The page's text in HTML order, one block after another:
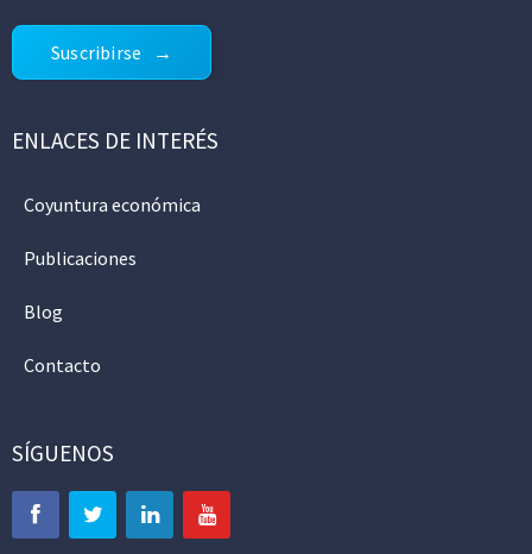
Suscribirse
ENLACES DE INTERÉS
Coyuntura económica
Publicaciones
Blog
Contacto
SÍGUENOS